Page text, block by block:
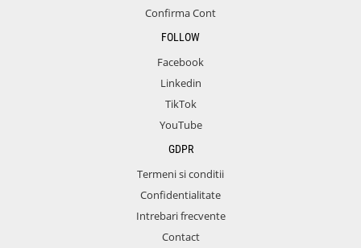
Confirma Cont
FOLLOW
Facebook
Linkedin
TikTok
YouTube
GDPR
Termeni si conditii
Confidentialitate
Intrebari frecvente
Contact